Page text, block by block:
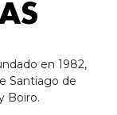
en 1982,
Santiago de
Boiro.